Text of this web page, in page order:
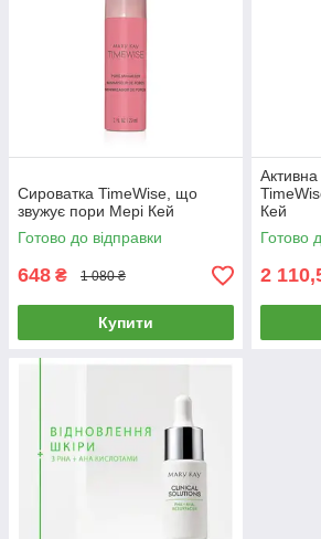
Сироватка TimeWise, що
звужує пори Мері Кей
Готово до відправки
648 ₴ 1 080 ₴
Купити
Активна
Кей
Готово
2